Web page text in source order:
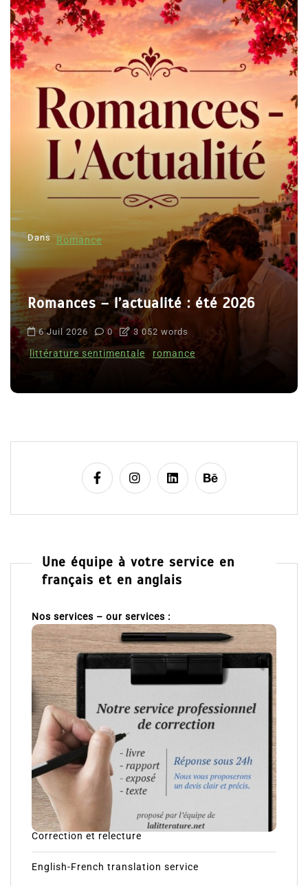
Dans Romance
Romances – l’actualité : été 2026
6 Juil 2026 0 3 052 words
littérature sentimentale romance
Une équipe à votre service en
français et en anglais
Nos services – our services :
Correction et relecture
English-French translation service